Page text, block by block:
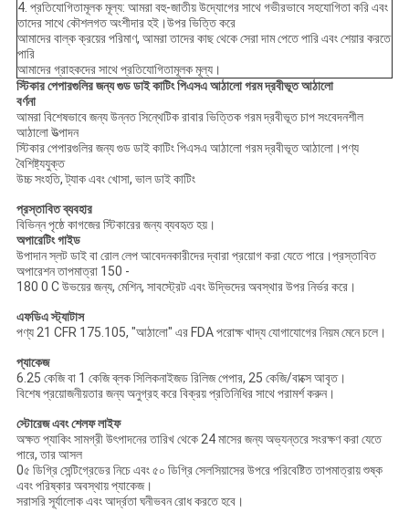
4. প্রতিযোগিতামূলক মূল্য: আমরা বহু-জাতীয় উদ্যোগের সাথে গভীরভাবে সহযোগিতা করি এবং
তাদের সাথে কৌশলগত অংশীদার হই।উপর ভিত্তি করে
আমাদের বাল্ক ক্রয়ের পরিমাণ, আমরা তাদের কাছ থেকে সেরা দাম পেতে পারি এবং শেয়ার করতে
পারি
আমাদের গ্রাহকদের সাথে প্রতিযোগিতামূলক মূল্য।
স্টিকার পেপারগুলির জন্য গুড ডাই কাটিং পিএসএ আঠালো গরম দ্রবীভূত আঠালো
বর্ণনা
আমরা বিশেষভাবে জন্য উন্নত সিন্থেটিক রাবার ভিত্তিক গরম দ্রবীভূত চাপ সংবেদনশীল
আঠালো উত্পাদন
স্টিকার পেপারগুলির জন্য গুড ডাই কাটিং পিএসএ আঠালো গরম দ্রবীভূত আঠালো।পণ্য
বৈশিষ্ট্যযুক্ত
উচ্চ সংহতি, ট্যাক এবং খোসা, ভাল ডাই কাটিং
প্রস্তাবিত ব্যবহার
বিভিন্ন পৃষ্ঠে কাগজের স্টিকারের জন্য ব্যবহৃত হয়।
অপারেটিং গাইড
উপাদান স্লট ডাই বা রোল লেপ আবেদনকারীদের দ্বারা প্রয়োগ করা যেতে পারে।প্রস্তাবিত
অপারেশন তাপমাত্রা 150 -
180 0 C উভয়ের জন্য, মেশিন, সাবস্ট্রেট এবং উদ্ভিদের অবস্থার উপর নির্ভর করে।
এফডিএ স্ট্যাটাস
পণ্য 21 CFR 175.105, "আঠালো" এর FDA পরোক্ষ খাদ্য যোগাযোগের নিয়ম মেনে চলে।
প্যাকেজ
6.25 কেজি বা 1 কেজি ব্লক সিলিকনাইজড রিলিজ পেপার, 25 কেজি/বাক্সে আবৃত।
বিশেষ প্রয়োজনীয়তার জন্য অনুগ্রহ করে বিক্রয় প্রতিনিধির সাথে পরামর্শ করুন।
স্টোরেজ এবং শেলফ লাইফ
অক্ষত প্যাকিং সামগ্রী উৎপাদনের তারিখ থেকে 24 মাসের জন্য অভ্যন্তরে সংরক্ষণ করা যেতে
পারে, তার আসল
0৫ ডিগ্রি সেন্টিগ্রেডের নিচে এবং ৫০ ডিগ্রি সেলসিয়াসের উপরে পরিবেষ্টিত তাপমাত্রায় শুষ্ক
এবং পরিষ্কার অবস্থায় প্যাকেজ।
সরাসরি সূর্যালোক এবং আর্দ্রতা ঘনীভবন রোধ করতে হবে।